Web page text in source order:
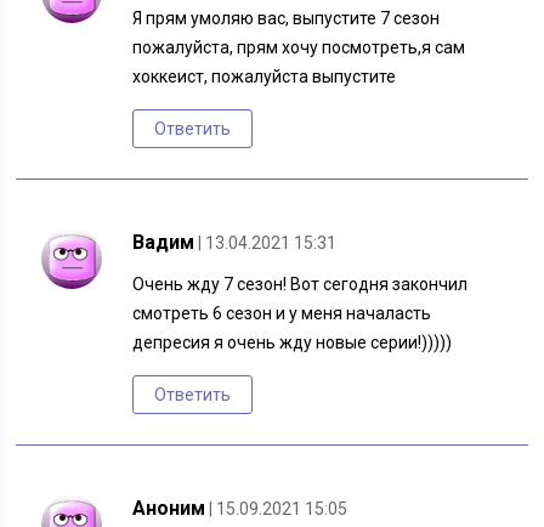
Я прям умоляю вас, выпустите 7 сезон
пожалуйста, прям хочу посмотреть,я сам
хоккеист, пожалуйста выпустите
Ответить
Вадим | 13.04.2021 15:31
Очень жду 7 сезон! Вот сегодня закончил
смотреть 6 сезон и у меня началасть
депресия я очень жду новые серии!)))))
Ответить
Аноним | 15.09.2021 15:05